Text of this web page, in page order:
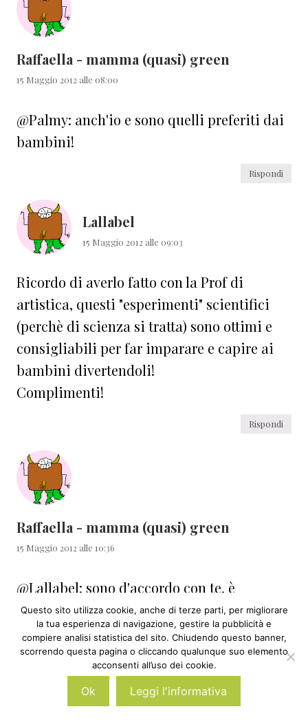
Raffaella - mamma (quasi) green
15 Maggio 2012 alle 08:00
@Palmy: anch'io e sono quelli preferiti dai
bambini!
Rispondi
Lallabel
15 Maggio 2012 alle 09:03
Ricordo di averlo fatto con la Prof di
artistica, questi "esperimenti" scientifici
(perchè di scienza si tratta) sono ottimi e
consigliabili per far imparare e capire ai
bambini divertendoli!
Complimenti!
Rispondi
Raffaella - mamma (quasi) green
15 Maggio 2012 alle 10:36
@Lallabel: sono d'accordo con te, è
bellissimo quando scienza e gioco si
incontrano!
Questo sito utilizza cookie, anche di terze parti, per migliorare
la tua esperienza di navigazione, gestire la pubblicità e
compiere analisi statistica del sito. Chiudendo questo banner,
scorrendo questa pagina o cliccando qualunque suo elemento
acconsenti all’uso dei cookie.
Ok Leggi l'informativa